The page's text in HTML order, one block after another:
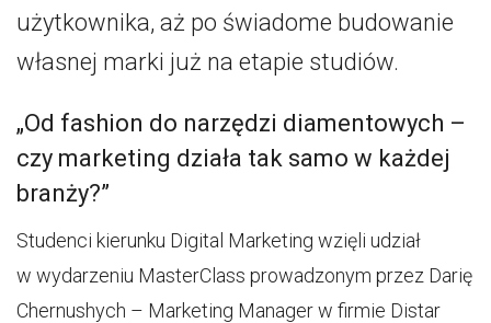
użytkownika, aż po świadome budowanie
własnej marki już na etapie studiów.
„Od fashion do narzędzi diamentowych –
czy marketing działa tak samo w każdej
branży?”
Studenci kierunku Digital Marketing wzięli udział
w wydarzeniu MasterClass prowadzonym przez Darię
Chernushych – Marketing Manager w firmie Distar